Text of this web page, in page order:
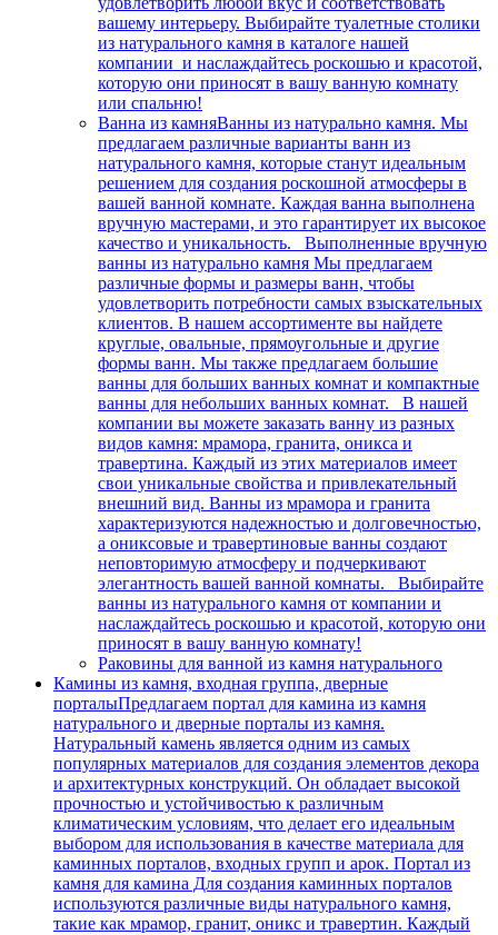
вашему интерьеру. Выбирайте туалетные столики
из натурального камня в каталоге нашей
компании и наслаждайтесь роскошью и красотой,
которую они приносят в вашу ванную комнату
или спальню!
Ванна из камняВанны из натурально камня. Мы
предлагаем различные варианты ванн из
натурального камня, которые станут идеальным
решением для создания роскошной атмосферы в
вашей ванной комнате. Каждая ванна выполнена
вручную мастерами, и это гарантирует их высокое
качество и уникальность. Выполненные вручную
ванны из натурально камня Мы предлагаем
различные формы и размеры ванн, чтобы
удовлетворить потребности самых взыскательных
клиентов. В нашем ассортименте вы найдете
круглые, овальные, прямоугольные и другие
формы ванн. Мы также предлагаем большие
ванны для больших ванных комнат и компактные
ванны для небольших ванных комнат. В нашей
компании вы можете заказать ванну из разных
видов камня: мрамора, гранита, оникса и
травертина. Каждый из этих материалов имеет
свои уникальные свойства и привлекательный
внешний вид. Ванны из мрамора и гранита
характеризуются надежностью и долговечностью,
а ониксовые и травертиновые ванны создают
неповторимую атмосферу и подчеркивают
элегантность вашей ванной комнаты. Выбирайте
ванны из натурального камня от компании и
наслаждайтесь роскошью и красотой, которую они
приносят в вашу ванную комнату!
Раковины для ванной из камня натурального
Камины из камня, входная группа, дверные
порталыПредлагаем портал для камина из камня
натурального и дверные порталы из камня.
Натуральный камень является одним из самых
популярных материалов для создания элементов декора
и архитектурных конструкций. Он обладает высокой
прочностью и устойчивостью к различным
климатическим условиям, что делает его идеальным
выбором для использования в качестве материала для
каминных порталов, входных групп и арок. Портал из
камня для камина Для создания каминных порталов
используются различные виды натурального камня,
такие как мрамор, гранит, оникс и травертин. Каждый